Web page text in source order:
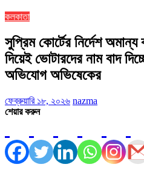
কলকাতা
সুপ্রিম কোর্টের নির্দেশ
দিয়েই ভোটারদের নাম বাদ
অভিযোগ অভিষেকের
ফেব্রুয়ারি ১৮, ২০২৬ nazma
শেয়ার করুন